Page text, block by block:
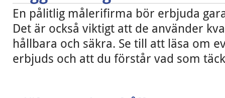
En pålitlig målerifirma bör erbjuda
Det är också viktigt att de använder
hållbara och säkra. Se till att läsa om
erbjuds och att du förstår vad som